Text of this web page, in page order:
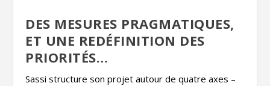
DES MESURES PRAGMATIQUES,
ET UNE REDÉFINITION DES
PRIORITÉS…
Sassi structure son projet autour de quatre axes –